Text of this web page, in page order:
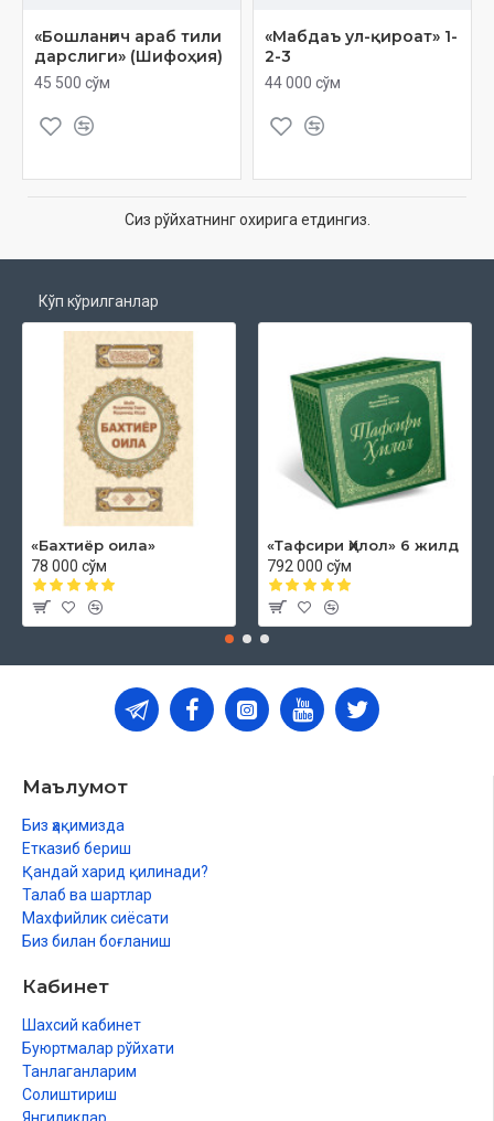
«Бошланғич араб тили
дарслиги» (Шифоҳия)
45 500 сўм
«Мабдаъ ул-қироат» 1-
2-3
44 000 сўм
Сиз рўйхатнинг охирига етдингиз.
Кўп кўрилганлар
«Бахтиёр оила»
78 000 сўм
«Тафсири Ҳилол» 6 жилд
792 000 сўм
Маълумот
Биз ҳақимизда
Етказиб бериш
Қандай харид қилинади?
Талаб ва шартлар
Махфийлик сиёсати
Биз билан боғланиш
Кабинет
Шахсий кабинет
Буюртмалар рўйхати
Танлаганларим
Солиштириш